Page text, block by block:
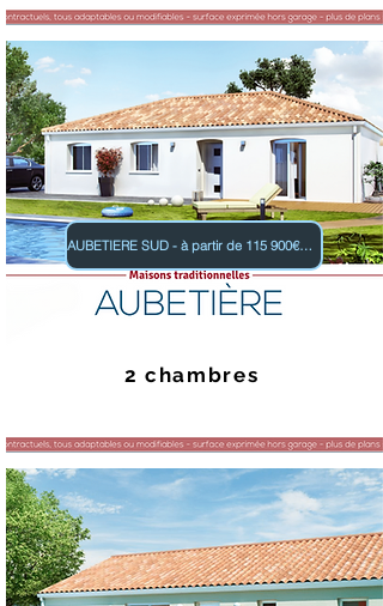
AUBETIERE SUD - à partir de 115 900€ TTC
2 chambres